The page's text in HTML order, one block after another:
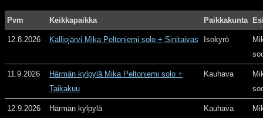
Pvm Keikkapaikka Paikkakunta
12.8.2026 Kalliojärvi Mika Peltoniemi solo + Sinitaivas Isokyrö
11.9.2026
Härmän kylpylä Mika Peltoniemi solo +
Taikakuu
Kauhava
12.9.2026 Härmän kylpylä Kauhava